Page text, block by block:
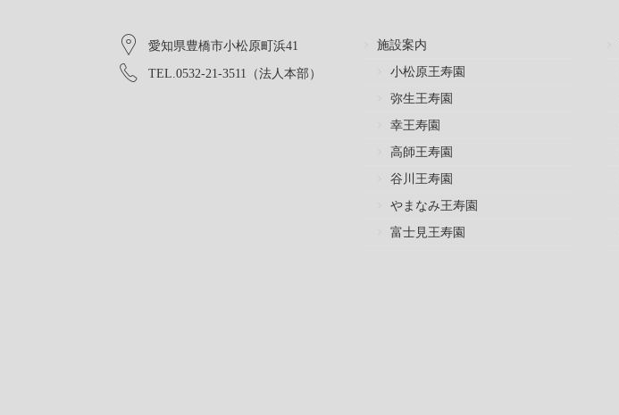
愛知県豊橋市小松原町浜41
TEL.0532-21-3511（法人本部）
施設案内
小松原王寿園
弥生王寿園
幸王寿園
高師王寿園
谷川王寿園
やまなみ王寿園
富士見王寿園